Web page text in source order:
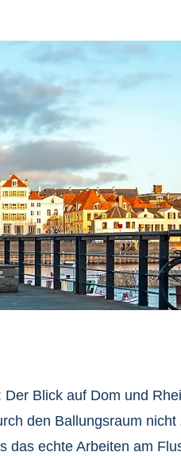
Blick auf Dom und
den Ballungsraum nicht
das echte Arbeiten am